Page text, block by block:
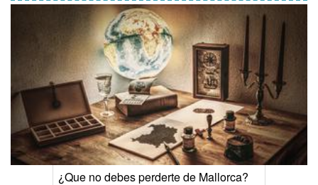
¿Que no debes perderte de Mallorca?